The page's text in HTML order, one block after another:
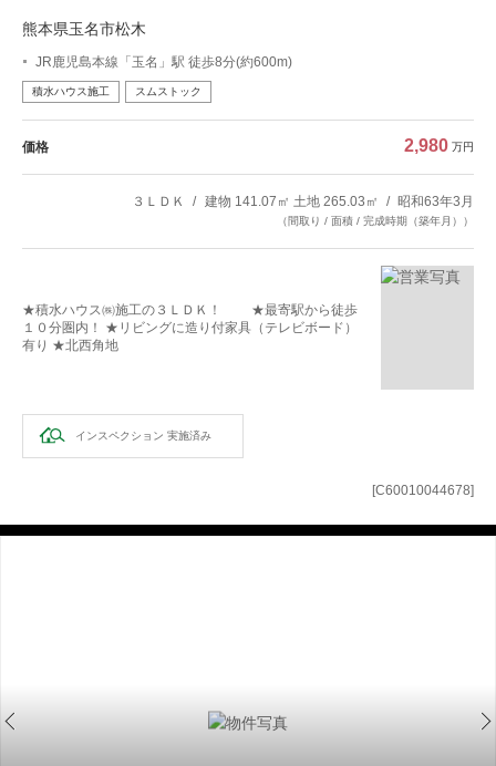
インスペクション 実施済み
[C60010044678]
熊本県玉名市松木
JR鹿児島本線「玉名」駅 徒歩8分(約600m)
積水ハウス施工 スムストック
価格 2,980 万円
３ＬＤＫ 建物 141.07㎡ 土地 265.03㎡ 昭和63年3月
（間取り / 面積 / 完成時期（築年月））
★積水ハウス㈱施工の３ＬＤＫ！ ★最寄駅から徒歩
１０分圏内！ ★リビングに造り付家具（テレビボード）
有り ★北西角地